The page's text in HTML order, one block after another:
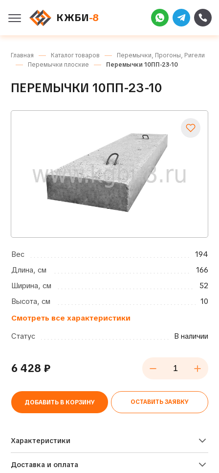
КЖБИ-8
Главная Каталог товаров
Перемычки, Прогоны, Ригели
Перемычки плоские
Перемычки 10ПП-23-10
ПЕРЕМЫЧКИ 10ПП-23-10
Вес
194
Длина, см
166
Ширина, см
52
Высота, см
10
Смотреть все характеристики
Статус
В наличии
6 428 ₽
ДОБАВИТЬ В КОРЗИНУ ОСТАВИТЬ ЗАЯВКУ
Характеристики
Доставка и оплата